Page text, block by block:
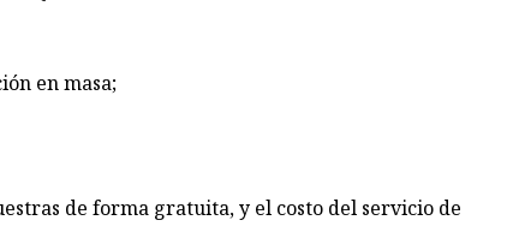
en masa;
de forma gratuita, y el costo del servicio de